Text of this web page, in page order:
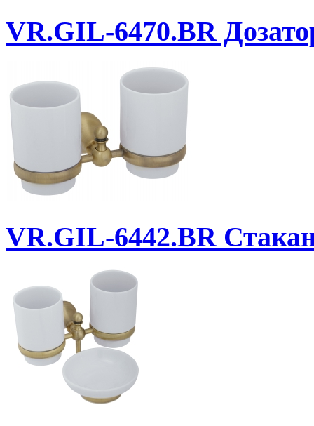
VR.GIL-6470.BR
VR.GIL-6442.BR